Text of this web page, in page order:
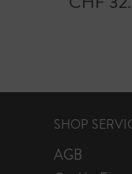
SHOP
AGB